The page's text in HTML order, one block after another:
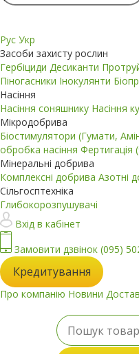
Рус Укр
Засоби захисту рослин
Гербіциди Десиканти
Піногасники Інокулянти
Насіння
Насіння соняшнику Насіння
Мікродобрива
Біостимулятори (Гумати,
обробка насіння Фертигація
Мінеральні добрива
Комплексні добрива Азотні
Сільгосптехніка
Глибокорозпушувачі
Вхід в кабінет
Замовити дзвінок (095)
Кредитування
Про компанію Новини